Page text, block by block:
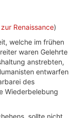
Renaissance)
welche im frühen
waren Gelehrte
anstrebten,
entwarfen
des
Wiederbelebung
sollte nicht